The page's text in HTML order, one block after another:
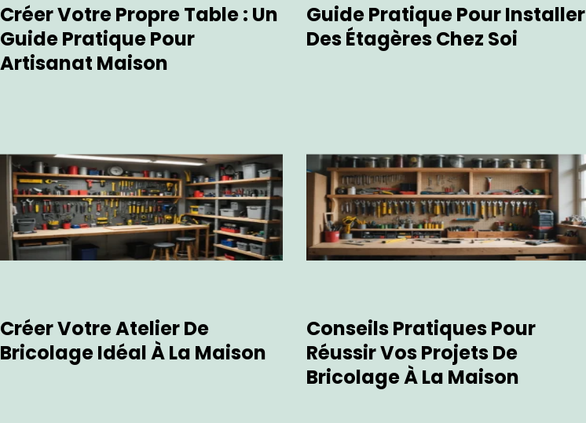
Créer Votre Propre Table : Un
Guide Pratique Pour
Artisanat Maison
Guide Pratique Pour Installer
Des Étagères Chez Soi
Créer Votre Atelier De
Bricolage Idéal À La Maison
Conseils Pratiques Pour
Réussir Vos Projets De
Bricolage À La Maison